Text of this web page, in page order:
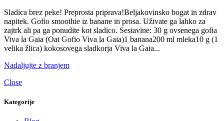
Sladica brez peke! Preprosta priprava!Beljakovinsko bogat in zdrav
napitek. Gofio smoothie iz banane in prosa. Uživate ga lahko za
zajtrk ali pa ga ponudite kot sladico. Sestavine: 30 g ovsenega gofia
Viva la Gaia (Oat Gofio Viva la Gaia)1 banana200 ml mleka10 g (1
velika žlica) kokosovega sladkorja Viva la Gaia...
Nadaljujte z branjem
Close
Kategorije